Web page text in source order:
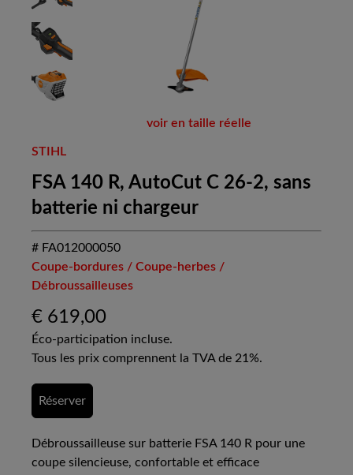
voir en taille réelle
STIHL
FSA 140 R, AutoCut C 26-2, sans
batterie ni chargeur
# FA012000050
Coupe-bordures / Coupe-herbes /
Débroussailleuses
€ 619,00
Éco-participation incluse.
Tous les prix comprennent la TVA de 21%.
Réserver
Débroussailleuse sur batterie FSA 140 R pour une
coupe silencieuse, confortable et efficace